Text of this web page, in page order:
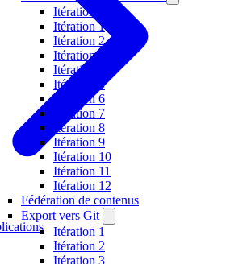
Itération 0
Itération 1
Itération 2
Itération 3
Itération 4
Itération 5
Itération 6
Itération 7
Itération 8
Itération 9
Itération 10
Itération 11
Itération 12
Fédération de contenus
Export vers Git
Itération 1
Itération 2
Itération 3